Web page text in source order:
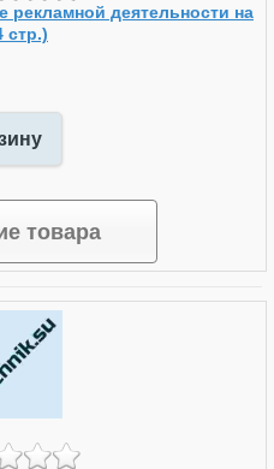
рекламной деятельности на
стр.)
товара